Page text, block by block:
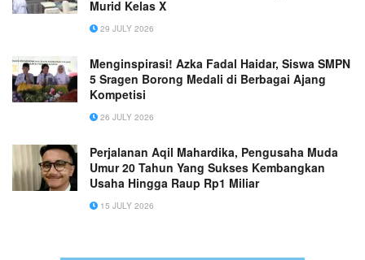
Murid Kelas X
29 JULY 2026
Menginspirasi! Azka Fadal Haidar, Siswa SMPN
5 Sragen Borong Medali di Berbagai Ajang
Kompetisi
26 JULY 2026
Perjalanan Aqil Mahardika, Pengusaha Muda
Umur 20 Tahun Yang Sukses Kembangkan
Usaha Hingga Raup Rp1 Miliar
15 JULY 2026